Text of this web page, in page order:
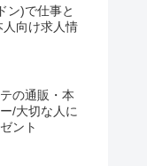
ン)で仕事と
向け求人情
の通販・本
/大切な人に
ント